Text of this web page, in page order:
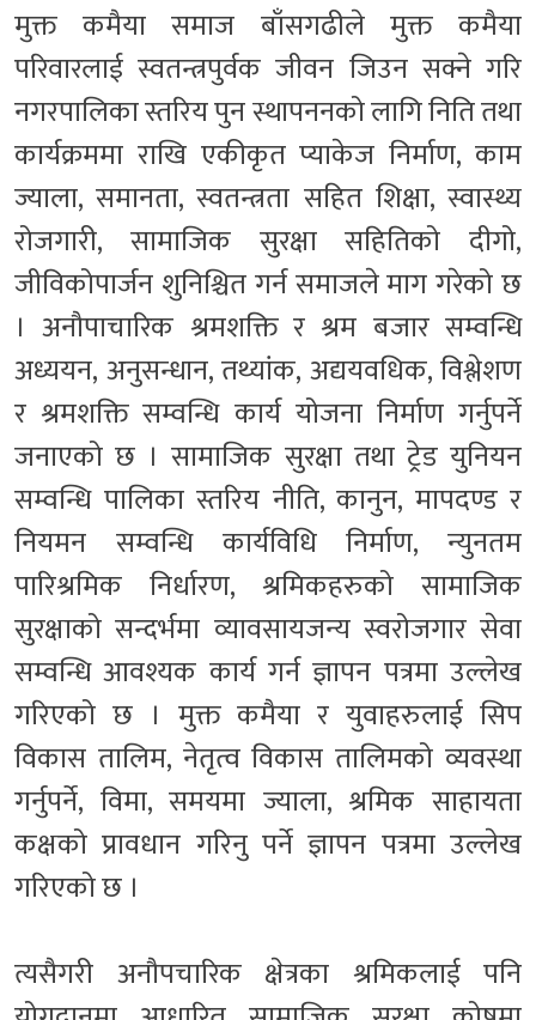
मुक्त कमैया समाज बाँसगढीले मुक्त कमैया
परिवारलाई स्वतन्त्रपुर्वक जीवन जिउन सक्ने गरि
नगरपालिका स्तरिय पुन स्थापननको लागि निति तथा
कार्यक्रममा राखि एकीकृत प्याकेज निर्माण, काम
ज्याला, समानता, स्वतन्त्रता सहित शिक्षा, स्वास्थ्य
रोजगारी, सामाजिक सुरक्षा सहितिको दीगो,
जीविकोपार्जन शुनिश्चित गर्न समाजले माग गरेको छ
। अनौपाचारिक श्रमशक्ति र श्रम बजार सम्वन्धि
अध्ययन, अनुसन्धान, तथ्यांक, अद्ययवधिक, विश्लेशण
र श्रमशक्ति सम्वन्धि कार्य योजना निर्माण गर्नुपर्ने
जनाएको छ । सामाजिक सुरक्षा तथा ट्रेड युनियन
सम्वन्धि पालिका स्तरिय नीति, कानुन, मापदण्ड र
नियमन सम्वन्धि कार्यविधि निर्माण, न्युनतम
पारिश्रमिक निर्धारण, श्रमिकहरुको सामाजिक
सुरक्षाको सन्दर्भमा व्यावसायजन्य स्वरोजगार सेवा
सम्वन्धि आवश्यक कार्य गर्न ज्ञापन पत्रमा उल्लेख
गरिएको छ । मुक्त कमैया र युवाहरुलाई सिप
विकास तालिम, नेतृत्व विकास तालिमको व्यवस्था
गर्नुपर्ने, विमा, समयमा ज्याला, श्रमिक साहायता
कक्षको प्रावधान गरिनु पर्ने ज्ञापन पत्रमा उल्लेख
गरिएको छ ।
त्यसैगरी अनौपचारिक क्षेत्रका श्रमिकलाई पनि